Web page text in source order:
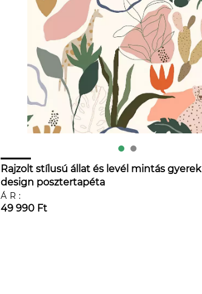
Rajzolt stílusú állat és levél mintás gyerek
design posztertapéta
ÁR:
49 990 Ft